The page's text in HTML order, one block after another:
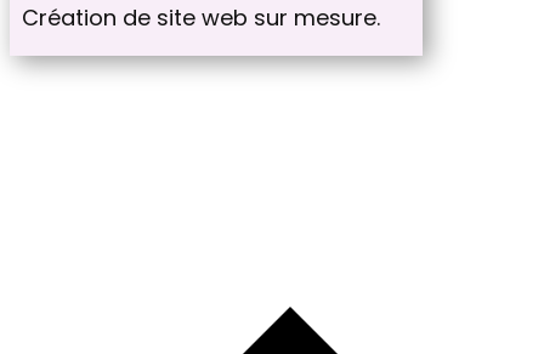
Création de site web sur mesure.